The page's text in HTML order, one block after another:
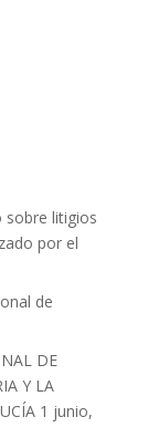
sobre litigios
por el
de
DE
Y LA
1 junio,